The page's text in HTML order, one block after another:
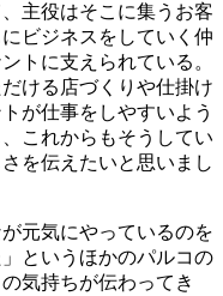
主役はそこに集うお客
ビジネスをしていく仲
トに支えられている。
ける店づくりや仕掛け
が仕事をしやすいよう
これからもそうしてい
を伝えたいと思いまし
元気にやっているのを
というほかのパルコの
気持ちが伝わってき